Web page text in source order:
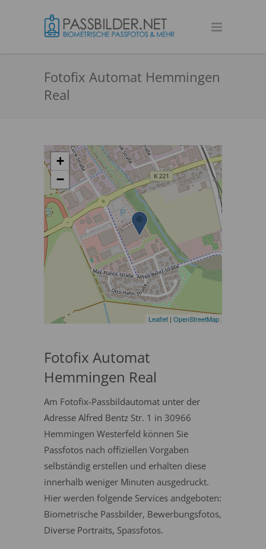
Fotofix Automat Hemmingen
Real
+
−
Leaflet | OpenStreetMap
Fotofix Automat
Hemmingen Real
Am Fotofix-Passbildautomat unter der
Adresse Alfred Bentz Str. 1 in 30966
Hemmingen Westerfeld können Sie
Passfotos nach offiziellen Vorgaben
selbständig erstellen und erhalten diese
innerhalb weniger Minuten ausgedruckt.
Hier werden folgende Services andgeboten:
Biometrische Passbilder, Bewerbungsfotos,
Diverse Portraits, Spassfotos.